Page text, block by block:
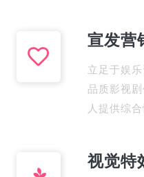
宣发营
立足于娱
品质影视
人提供综合
视觉特